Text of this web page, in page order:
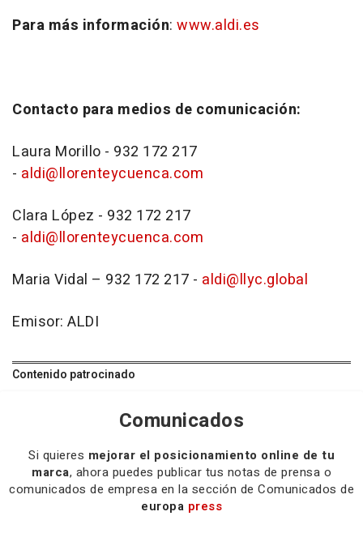
Para más información: www.aldi.es
Contacto para medios de comunicación:
Laura Morillo - 932 172 217
- aldi@llorenteycuenca.com
Clara López - 932 172 217
- aldi@llorenteycuenca.com
Maria Vidal – 932 172 217 - aldi@llyc.global
Emisor: ALDI
Contenido patrocinado
Comunicados
Si quieres mejorar el posicionamiento online de tu
marca, ahora puedes publicar tus notas de prensa o
comunicados de empresa en la sección de Comunicados de
europa press